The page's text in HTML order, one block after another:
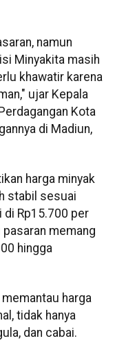
namun
Minyakita masih
khawatir karena
ujar Kepala
Kota
di Madiun,
harga minyak
stabil sesuai
di Rp15.700 per
memang
hingga
harga
tidak hanya
dan cabai.